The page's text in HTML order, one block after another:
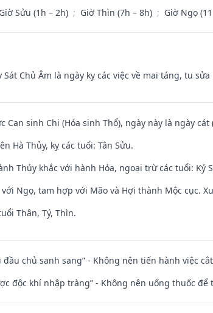
Giờ Sửu (1h – 2h) ; Giờ Thìn (7h – 8h) ; Giờ Ngọ
Sát Chủ Âm là ngày kỵ các việc về mai táng, tu
Can sinh Chi (Hỏa sinh Thổ), ngày này là ngày cát
Hà Thủy, kỵ các tuổi: Tân Sửu.
Thủy khắc với hành Hỏa, ngoại trừ các tuổi: Kỷ
Ngọ, tam hợp với Mão và Hợi thành Mộc cục.
Thân, Tý, Thìn.
đầu chủ sanh sang” - Không nên tiến hành việc
độc khí nhập tràng” - Không nên uống thuốc